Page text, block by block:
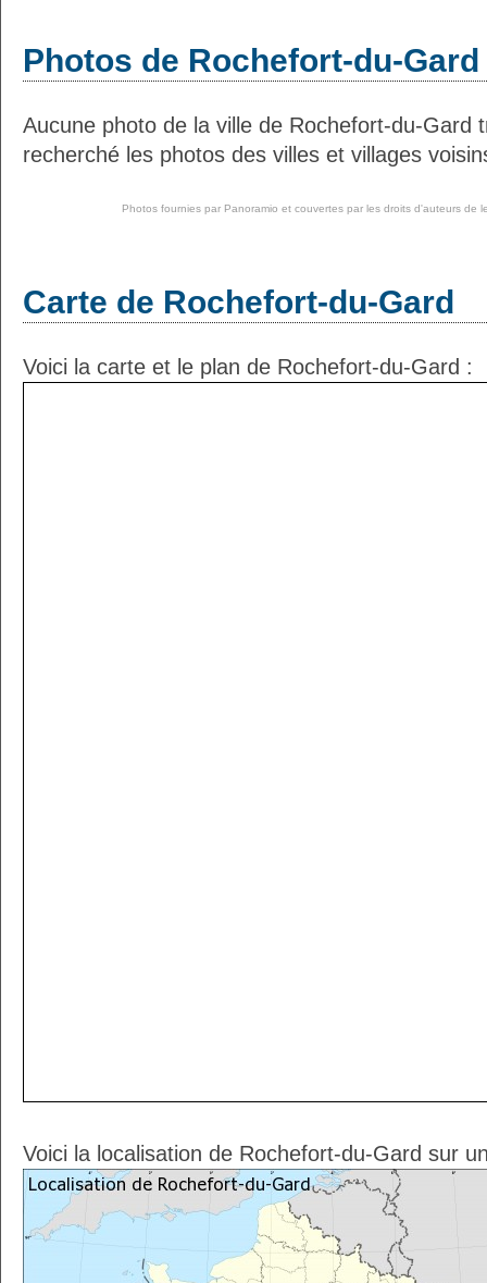
Photos de Rochefort-du-Gard
Aucune photo de la ville de Rochefort-du-Gard
recherché les photos des villes et villages
Photos fournies par Panoramio et couvertes par les droits d'auteurs de
Carte de Rochefort-du-Gard
Voici la carte et le plan de Rochefort-du-Gard :
Voici la localisation de Rochefort-du-Gard sur